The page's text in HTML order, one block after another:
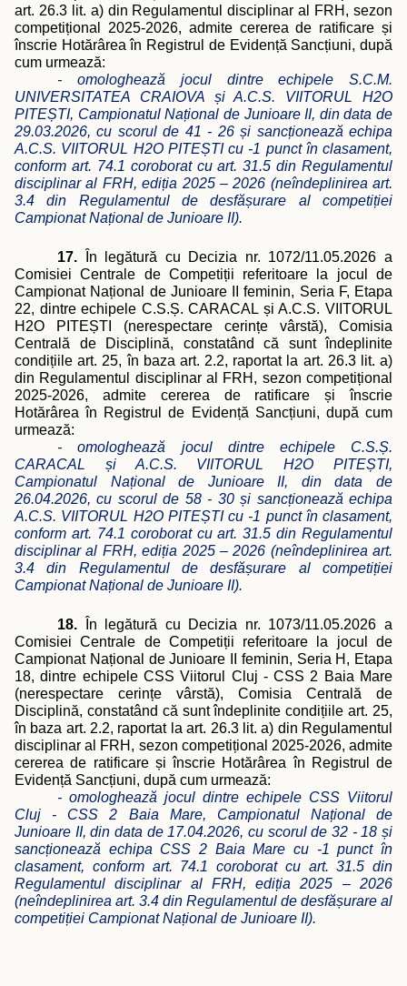
art. 26.3 lit. a) din Regulamentul disciplinar al FRH, sezon
competițional 2025-2026, admite cererea de ratificare și
înscrie Hotărârea în Registrul de Evidență Sancțiuni, după
cum urmează:
- omologhează jocul dintre echipele S.C.M.
UNIVERSITATEA CRAIOVA și A.C.S. VIITORUL H2O
PITEȘTI, Campionatul Național de Junioare II, din data de
29.03.2026, cu scorul de 41 - 26 și sancționează echipa
A.C.S. VIITORUL H2O PITEȘTI cu -1 punct în clasament,
conform art. 74.1 coroborat cu art. 31.5 din Regulamentul
disciplinar al FRH, ediția 2025 – 2026 (neîndeplinirea art.
3.4 din Regulamentul de desfășurare al competiției
Campionat Național de Junioare II).
17.
În legătură cu Decizia nr. 1072/11.05.2026 a
Comisiei Centrale de Competiții referitoare la jocul de
Campionat Național de Junioare II feminin, Seria F, Etapa
22, dintre echipele C.S.Ș. CARACAL și A.C.S. VIITORUL
H2O PITEȘTI (nerespectare cerințe vârstă), Comisia
Centrală de Disciplină, constatând că sunt îndeplinite
condițiile art. 25, în baza art. 2.2, raportat la art. 26.3 lit. a)
din Regulamentul disciplinar al FRH, sezon competițional
2025-2026, admite cererea de ratificare și înscrie
Hotărârea în Registrul de Evidență Sancțiuni, după cum
urmează:
- omologhează jocul dintre echipele C.S.Ș.
CARACAL și A.C.S. VIITORUL H2O PITEȘTI,
Campionatul Național de Junioare II, din data de
26.04.2026, cu scorul de 58 - 30 și sancționează echipa
A.C.S. VIITORUL H2O PITEȘTI cu -1 punct în clasament,
conform art. 74.1 coroborat cu art. 31.5 din Regulamentul
disciplinar al FRH, ediția 2025 – 2026 (neîndeplinirea art.
3.4 din Regulamentul de desfășurare al competiției
Campionat Național de Junioare II).
18.
În legătură cu Decizia nr. 1073/11.05.2026 a
Comisiei Centrale de Competiții referitoare la jocul de
Campionat Național de Junioare II feminin, Seria H, Etapa
18, dintre echipele CSS Viitorul Cluj - CSS 2 Baia Mare
(nerespectare cerințe vârstă), Comisia Centrală de
Disciplină, constatând că sunt îndeplinite condițiile art. 25,
în baza art. 2.2, raportat la art. 26.3 lit. a) din Regulamentul
disciplinar al FRH, sezon competițional 2025-2026, admite
cererea de ratificare și înscrie Hotărârea în Registrul de
Evidență Sancțiuni, după cum urmează:
- omologhează jocul dintre echipele CSS Viitorul
Cluj - CSS 2 Baia Mare, Campionatul Național de
Junioare II, din data de 17.04.2026, cu scorul de 32 - 18 și
sancționează echipa CSS 2 Baia Mare cu -1 punct în
clasament, conform art. 74.1 coroborat cu art. 31.5 din
Regulamentul disciplinar al FRH, ediția 2025 – 2026
(neîndeplinirea art. 3.4 din Regulamentul de desfășurare al
competiției Campionat Național de Junioare II).